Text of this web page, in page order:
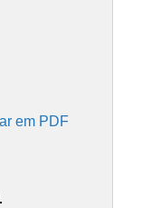
em PDF